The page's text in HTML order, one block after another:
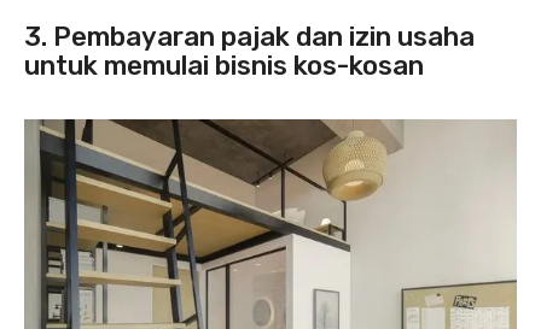
3. Pembayaran pajak dan izin usaha
untuk memulai bisnis kos-kosan